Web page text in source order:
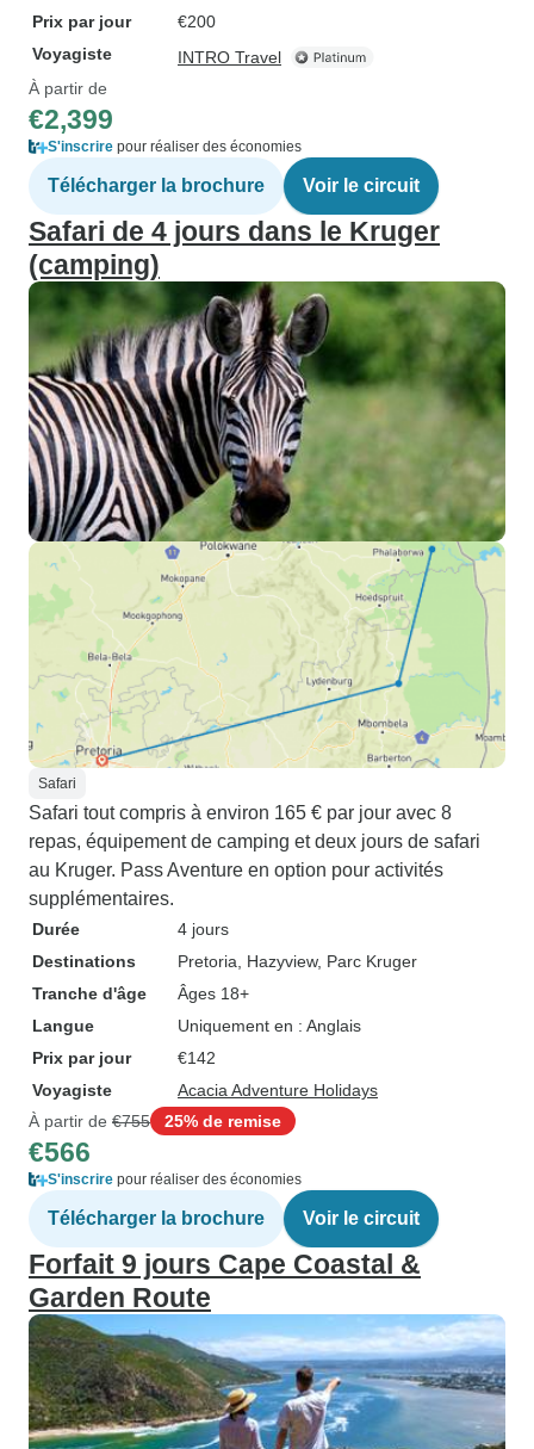
Prix par jour
€200
Voyagiste
INTRO Travel
À partir de
€2,399
S'inscrire pour réaliser des économies
Télécharger la brochure Voir le circuit
Safari de 4 jours dans le Kruger
(camping)
Safari
Safari tout compris à environ 165 € par jour avec 8
repas, équipement de camping et deux jours de safari
au Kruger. Pass Aventure en option pour activités
supplémentaires.
Durée
4 jours
Destinations
Pretoria , Hazyview, Parc Kruger
Tranche d'âge
Âges 18+
Langue
Uniquement en : Anglais
Prix par jour
€142
Voyagiste
Acacia Adventure Holidays
À partir de €755 25% de remise
€566
S'inscrire pour réaliser des économies
Télécharger la brochure Voir le circuit
Forfait 9 jours Cape Coastal &
Garden Route